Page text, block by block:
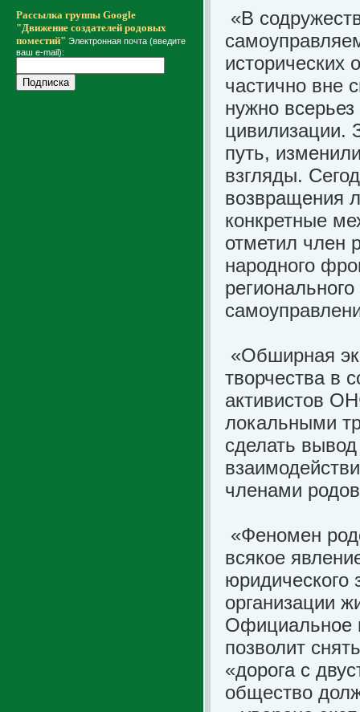
Рассылка группы Google
"Движение создателей родовых
поместий" Электронная почта (введите
ваш e-mail):
«В
исторических
частично вне
нужно
цивилизации.
путь,
взгляды.
возвращения
конкретные
отметил член
народного
«Обширная
творчества в
активистов
локальными
сделать
членами
«Феномен
всякое
юридического
организации
Официальное
позволит
«дорога с
общество